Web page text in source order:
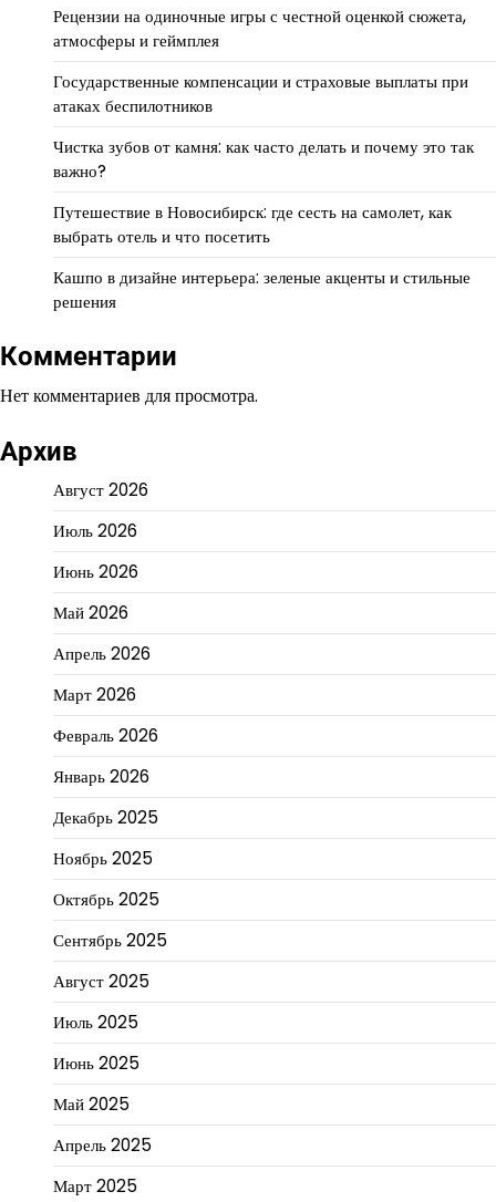
Рецензии на одиночные игры с честной оценкой сюжета,
атмосферы и геймплея
Государственные компенсации и страховые выплаты при
атаках беспилотников
Чистка зубов от камня: как часто делать и почему это так
важно?
Путешествие в Новосибирск: где сесть на самолет, как
выбрать отель и что посетить
Кашпо в дизайне интерьера: зеленые акценты и стильные
решения
Комментарии
Нет комментариев для просмотра.
Архив
Август 2026
Июль 2026
Июнь 2026
Май 2026
Апрель 2026
Март 2026
Февраль 2026
Январь 2026
Декабрь 2025
Ноябрь 2025
Октябрь 2025
Сентябрь 2025
Август 2025
Июль 2025
Июнь 2025
Май 2025
Апрель 2025
Март 2025